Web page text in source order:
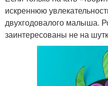
искреннюю
двухгодовалого малыша.
заинтересованы не на